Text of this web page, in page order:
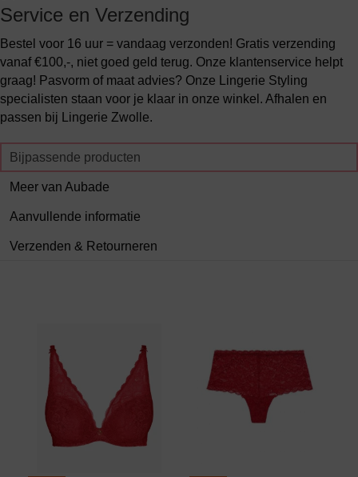
Service en Verzending
Bestel voor 16 uur = vandaag verzonden! Gratis verzending
vanaf €100,-, niet goed geld terug. Onze klantenservice helpt
graag! Pasvorm of maat advies? Onze Lingerie Styling
specialisten staan voor je klaar in onze winkel. Afhalen en
passen bij Lingerie Zwolle.
Bijpassende producten
Meer van Aubade
Aanvullende informatie
Verzenden & Retourneren